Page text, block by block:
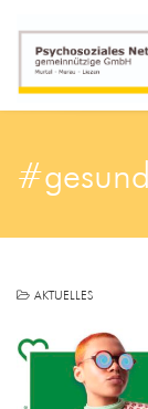
AKTUELLES